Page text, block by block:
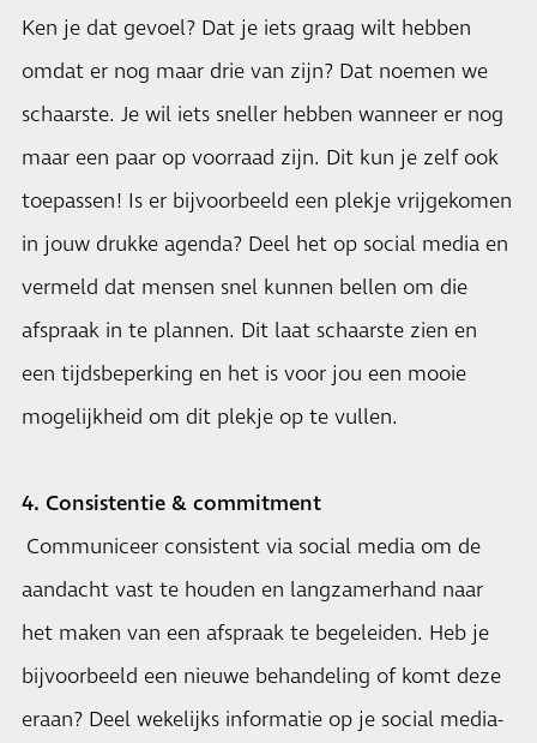
Ken je dat gevoel? Dat je iets graag wilt hebben
omdat er nog maar drie van zijn? Dat noemen we
schaarste. Je wil iets sneller hebben wanneer er nog
maar een paar op voorraad zijn. Dit kun je zelf ook
toepassen! Is er bijvoorbeeld een plekje vrijgekomen
in jouw drukke agenda? Deel het op social media en
vermeld dat mensen snel kunnen bellen om die
afspraak in te plannen. Dit laat schaarste zien en
een tijdsbeperking en het is voor jou een mooie
mogelijkheid om dit plekje op te vullen.
4. Consistentie & commitment
Communiceer consistent via social media om de
aandacht vast te houden en langzamerhand naar
het maken van een afspraak te begeleiden. Heb je
bijvoorbeeld een nieuwe behandeling of komt deze
eraan? Deel wekelijks informatie op je social media-